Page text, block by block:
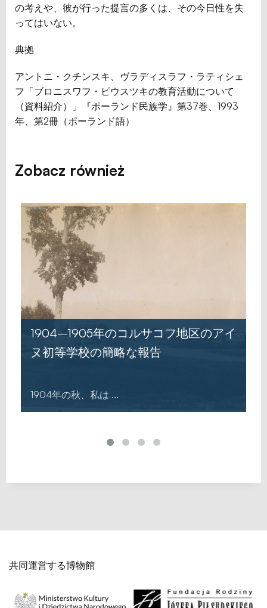
の考えや、彼が行った提言の多くは、その今日性を失
ってはいない。
典拠
アントニ・クチンスキ、ヴラディスラフ・ラティシェ
フ「ブロニスワフ・ピウスツキの教育活動について
（資料紹介）」『ポーランド民族学』第37巻、1993
年、第2冊（ポーランド語）
Zobacz również
1903–1904年のコルサコフ地区のアイ
ヌ学校の簡略予備報告
この文書の内容は、学 ...
共同運営する博物館